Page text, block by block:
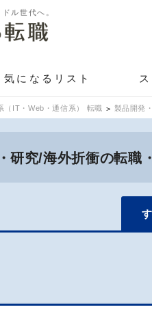
ル世代へ。
気になるリスト
（IT・Web・通信系） 転職 製品開発
研究/海外折衝の転職